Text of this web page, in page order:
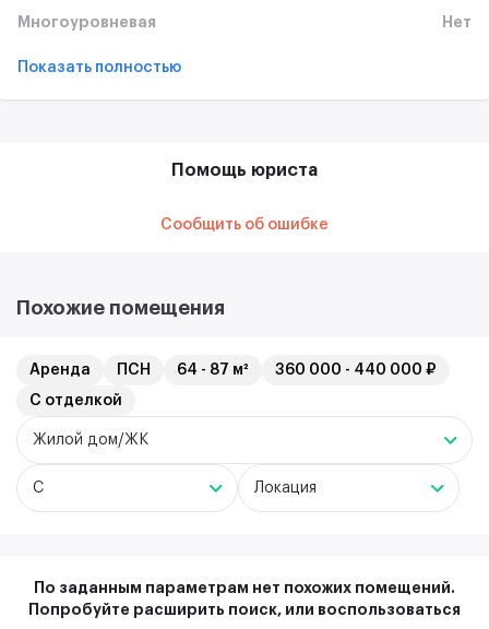
Многоуровневая Нет
Показать полностью
Помощь юриста
Сообщить об ошибке
Похожие помещения
Аренда ПСН 64 - 87 м²
360 000 - 440 000 ₽
С отделкой
Жилой дом/ЖК
C Локация
По заданным параметрам нет похожих помещений.
Попробуйте расширить поиск, или воспользоваться